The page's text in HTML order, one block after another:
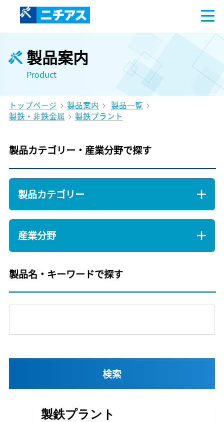
製品案内
Product
トップページ 製品案内
製品一覧
製鉄・非鉄金属
製鉄プラント
製品カテゴリー・産業分野で探す
製品カテゴリー
産業分野
製品名・キーワードで探す
製鉄プラント